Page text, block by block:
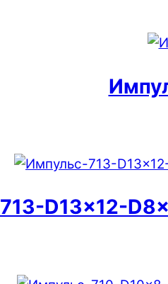
D13x12-